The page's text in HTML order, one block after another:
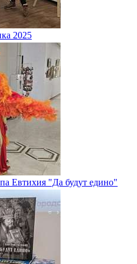
2025
Евтихия "Да будут едино"